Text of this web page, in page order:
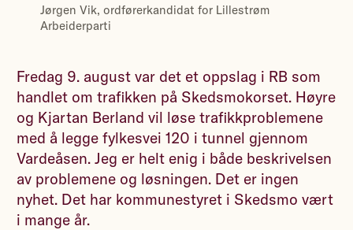
Jørgen Vik, ordførerkandidat for Lillestrøm
Arbeiderparti
Fredag 9. august var det et oppslag i RB som
handlet om trafikken på Skedsmokorset. Høyre
og Kjartan Berland vil løse trafikkproblemene
med å legge fylkesvei 120 i tunnel gjennom
Vardeåsen. Jeg er helt enig i både beskrivelsen
av problemene og løsningen. Det er ingen
nyhet. Det har kommunestyret i Skedsmo vært
i mange år.